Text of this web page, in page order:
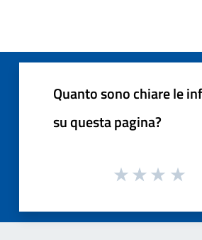
Quanto sono chiare le
su questa pagina?